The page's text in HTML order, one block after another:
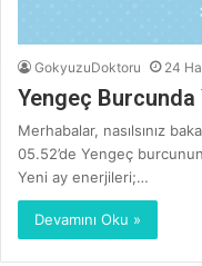
GokyuzuDoktoru 24
Yengeç Burcunda
Merhabalar, nasılsınız
05.52’de Yengeç
Yeni ay enerjileri;…
Devamını Oku »